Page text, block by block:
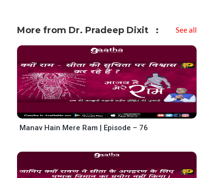
More from Dr. Pradeep Dixit See all
Manav Hain Mere Ram | Episode – 76